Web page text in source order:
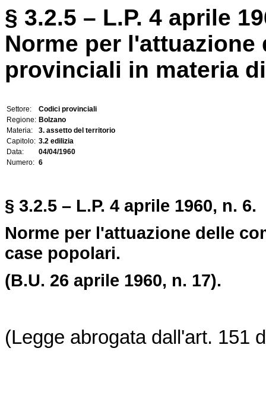
§ 3.2.5 – L.P. 4 aprile
Norme per l'attuazione
provinciali in materia
Settore:
Codici provinciali
Regione: Bolzano
Materia:
3. assetto del territorio
Capitolo: 3.2 edilizia
Data:
04/04/1960
Numero: 6
§ 3.2.5 – L.P. 4 aprile 1960, n. 6.
Norme per l'attuazione delle
case popolari.
(B.U. 26 aprile 1960, n. 17).
(Legge abrogata dall'art. 151